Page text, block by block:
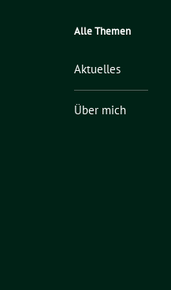
Alle Themen
Aktuelles
Über mich